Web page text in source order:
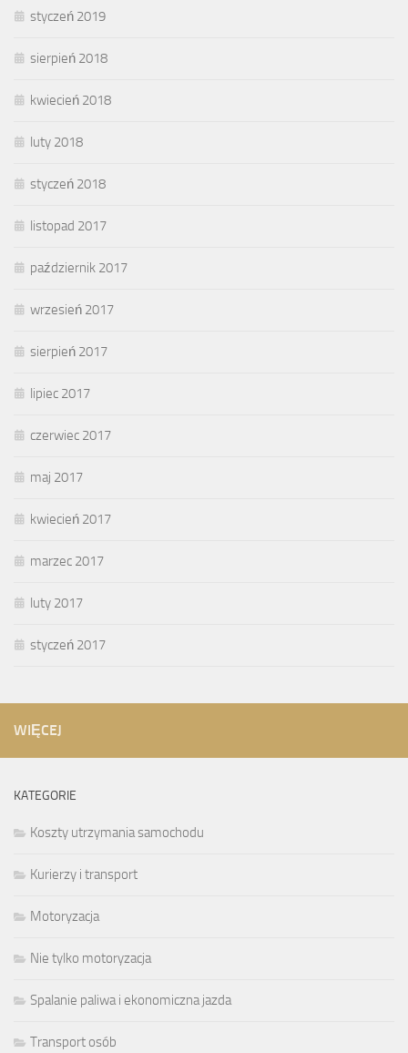
styczeń 2019
sierpień 2018
kwiecień 2018
luty 2018
styczeń 2018
listopad 2017
październik 2017
wrzesień 2017
sierpień 2017
lipiec 2017
czerwiec 2017
maj 2017
kwiecień 2017
marzec 2017
luty 2017
styczeń 2017
WIĘCEJ
KATEGORIE
Koszty utrzymania samochodu
Kurierzy i transport
Motoryzacja
Nie tylko motoryzacja
Spalanie paliwa i ekonomiczna jazda
Transport osób